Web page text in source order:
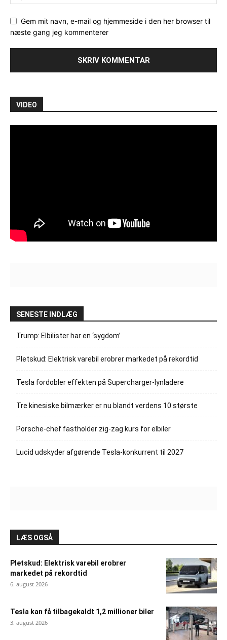
Gem mit navn, e-mail og hjemmeside i den her browser til
næste gang jeg kommenterer
VIDEO
SENESTE INDLÆG
Trump: Elbilister har en ‘sygdom’
Pletskud: Elektrisk varebil erobrer markedet på rekordtid
Tesla fordobler effekten på Supercharger-lynladere
Tre kinesiske bilmærker er nu blandt verdens 10 største
Porsche-chef fastholder zig-zag kurs for elbiler
Lucid udskyder afgørende Tesla-konkurrent til 2027
LÆS OGSÅ
Pletskud: Elektrisk varebil erobrer
markedet på rekordtid
6. august 2026
Tesla kan få tilbagekaldt 1,2 millioner biler
3. august 2026